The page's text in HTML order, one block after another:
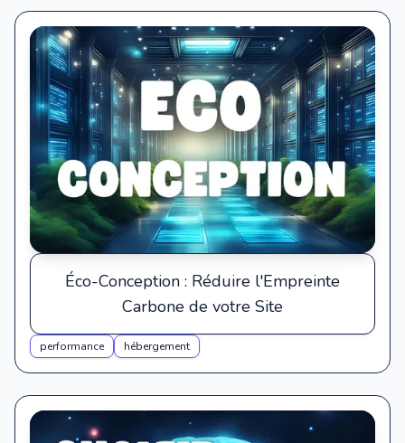
Éco-Conception : Réduire l'Empreinte
Carbone de votre Site
performance hébergement